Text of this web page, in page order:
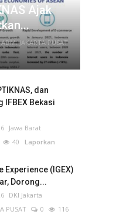
Ajak
JAKARTA PUSAT
dan
IFBEX Bekasi
Jawa Barat
40 Laporkan
Experience (IGEX)
Dorong...
DKI Jakarta
PUSAT
0
116